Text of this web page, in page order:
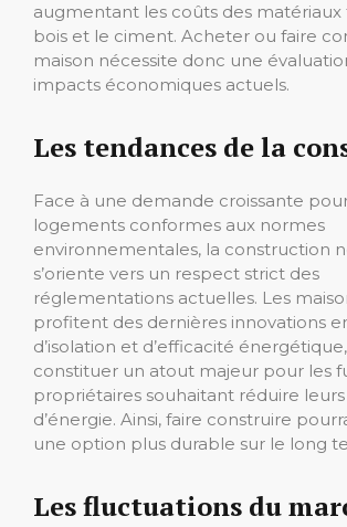
augmentant les coûts des matériaux
bois et le ciment. Acheter ou faire
maison nécessite donc une
impacts économiques actuels.
Les tendances de la
Face à une demande croissante
logements conformes aux normes
environnementales, la construction
s’oriente vers un respect strict des
réglementations actuelles. Les
profitent des dernières innovations
d’isolation et d’efficacité
constituer un atout majeur pour les
propriétaires souhaitant réduire
d’énergie. Ainsi, faire construire
une option plus durable sur le long
Les fluctuations du